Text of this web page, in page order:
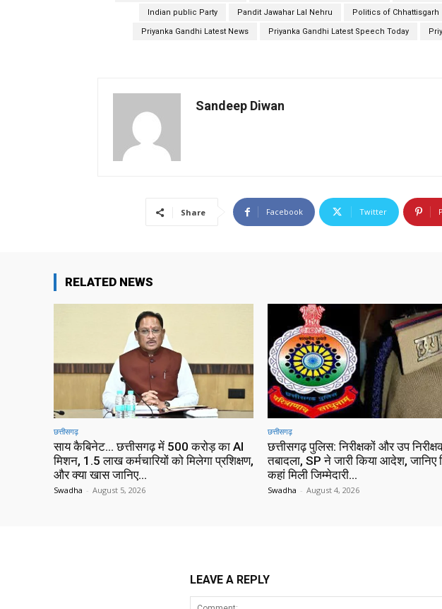
Indian public Party Pandit Jawahar Lal Nehru Politics of Chhattisgarh
Priyanka Gandhi Latest News Priyanka Gandhi Latest Speech Today
Sandeep Diwan
Share Facebook Twitter
RELATED NEWS
छत्तीसगढ़
साय कैबिनेट… छत्तीसगढ़ में 500 करोड़ का AI
मिशन, 1.5 लाख कर्मचारियों को मिलेगा प्रशिक्षण,
और क्या खास जानिए…
Swadha - August 5, 2026
छत्तीसगढ़
छत्तीसगढ़ पुलिस: निरीक्षकों और उप
तबादला, SP ने जारी किया आदेश, जानिए
कहां मिली जिम्मेदारी…
Swadha - August 4, 2026
LEAVE A REPLY